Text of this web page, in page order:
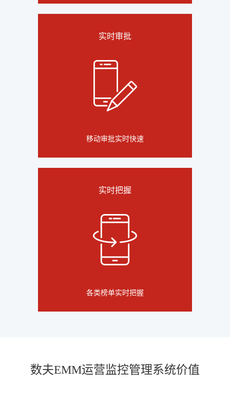
实时审批
移动审批实时快速
实时把握
各类榜单实时把握
数夫EMM运营监控管理系统价值